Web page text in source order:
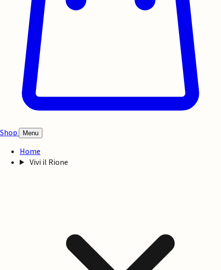
Shop Menu
Home
Vivi il Rione